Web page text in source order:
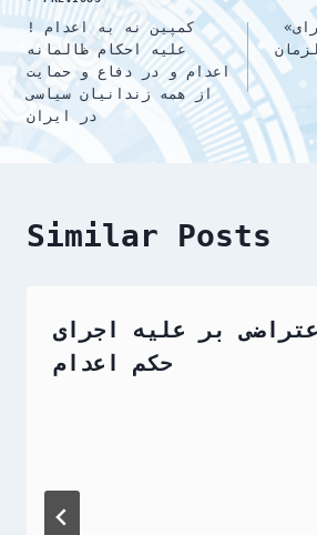
Post
navigation
کمپین نه به اعدام !
علیه احکام ظالمانه
اعدام و در دفاع و حمایت
از همه زندانیان سیاسی
در ایران
«شنبه هفته آینده برای
Similar Posts
بر علیه اجرای
حکم اعدام